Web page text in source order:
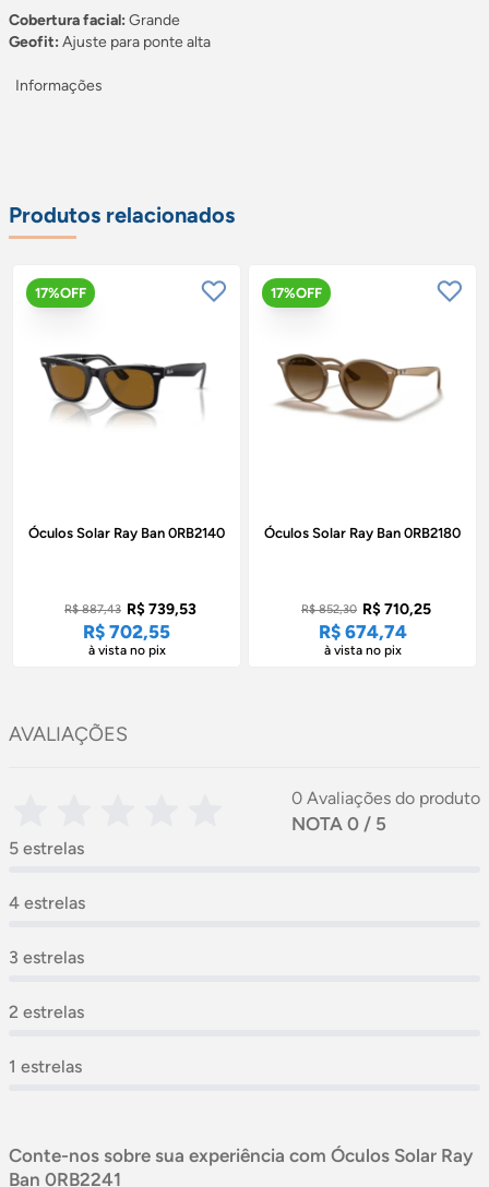
Cobertura facial: Grande
Geofit: Ajuste para ponte alta
Informações
Produtos relacionados
Óculos Solar Ray Ban 0RB2140
R$ 887,43 R$ 739,53
R$ 702,55
à vista no pix
17%OFF
Óculos Solar Ray Ban 0RB2180
R$ 852,30 R$ 710,25
R$ 674,74
à vista no pix
17%OFF
AVALIAÇÕES
0 Avaliações do produto
NOTA 0 / 5
5 estrelas
4 estrelas
3 estrelas
2 estrelas
1 estrelas
Conte-nos sobre sua experiência com Óculos Solar Ray
Ban 0RB2241